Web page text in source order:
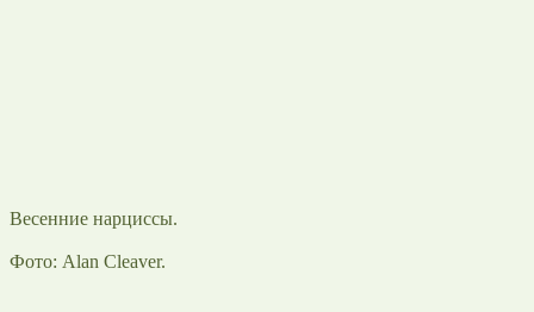
Весенние нарциссы.
Фото: Alan Cleaver.